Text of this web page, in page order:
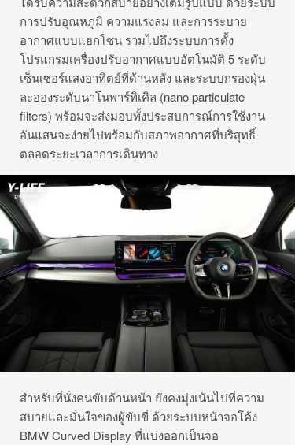
การปรับอุณหภูมิ ความแรงลม และการระบาย
อากาศแบบแยกโซน รวมไปถึงระบบการตั้ง
โปรแกรมเครื่องปรับอากาศแบบอัตโนมัติ 5 ระดับ
เซ็นเซอร์แสงอาทิตย์ที่ด้านหลัง และระบบกรองฝุ่น
ละอองระดับนาโนพาร์ทิเคิล (nano particulate
filters) พร้อมจะส่งมอบทั้งประสบการณ์การใช้งาน
อันแสนจะง่ายไปพร้อมกับสภาพอากาศที่บริสุทธิ์
ตลอดระยะเวลาการเดินทาง
สำหรับที่นั่งคนขับด้านหน้า ยังคงมุ่งเน้นไปที่ความ
สบายและมั่นใจของผู้ขับขี่ ด้วยระบบหน้าจอโค้ง
BMW Curved Display ที่แบ่งออกเป็นจอ